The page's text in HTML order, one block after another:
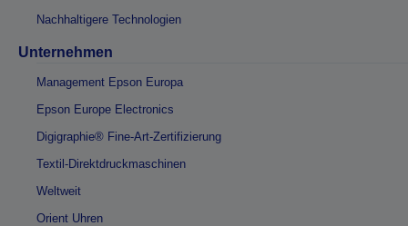
Nachhaltigere Technologien
Unternehmen
Management Epson Europa
Epson Europe Electronics
Digigraphie® Fine-Art-Zertifizierung
Textil-Direktdruckmaschinen
Weltweit
Orient Uhren